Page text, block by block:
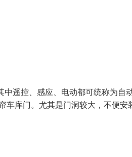
遥控、感应、电动都可统称为自
车库门。尤其是门洞较大，不便安